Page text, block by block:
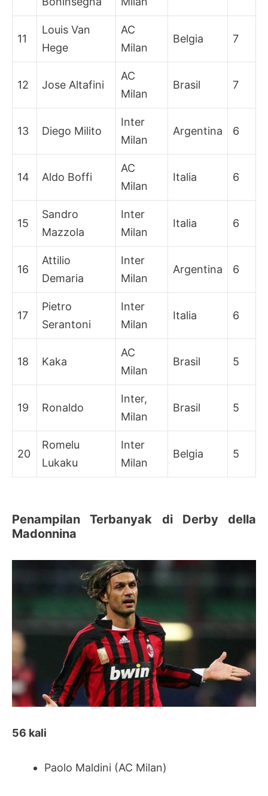
11
Louis Van
Hege
AC
Milan
Belgia 7
12 Jose Altafini
AC
Milan
Brasil 7
13 Diego Milito
Inter
Milan
Argentina 6
14 Aldo Boffi
AC
Milan
Italia 6
15
Sandro
Mazzola
Inter
Milan
Italia 6
16
Attilio
Demaria
Inter
Milan
Argentina 6
17
Pietro
Serantoni
Inter
Milan
Italia 6
18 Kaka
AC
Milan
Brasil 5
19 Ronaldo
Inter,
Milan
Brasil 5
20
Romelu
Lukaku
Inter
Milan
Belgia 5
Penampilan Terbanyak di Derby della
Madonnina
56 kali
Paolo Maldini (AC Milan)